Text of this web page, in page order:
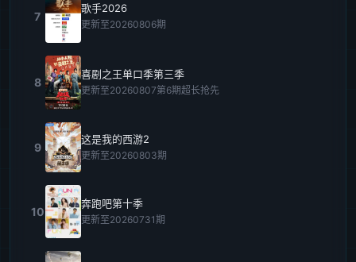
7
歌手2026
更新至20260806期
8
喜剧之王单口季第三季
更新至20260807第6期超长抢先
9
这是我的西游2
更新至20260803期
10
奔跑吧第十季
更新至20260731期